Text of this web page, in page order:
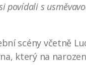
povídali s
scény včetně
který na